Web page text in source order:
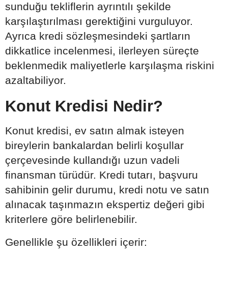
sunduğu tekliflerin ayrıntılı şekilde
karşılaştırılması gerektiğini vurguluyor.
Ayrıca kredi sözleşmesindeki şartların
dikkatlice incelenmesi, ilerleyen süreçte
beklenmedik maliyetlerle karşılaşma riskini
azaltabiliyor.
Konut Kredisi Nedir?
Konut kredisi, ev satın almak isteyen
bireylerin bankalardan belirli koşullar
çerçevesinde kullandığı uzun vadeli
finansman türüdür. Kredi tutarı, başvuru
sahibinin gelir durumu, kredi notu ve satın
alınacak taşınmazın ekspertiz değeri gibi
kriterlere göre belirlenebilir.
Genellikle şu özellikleri içerir: